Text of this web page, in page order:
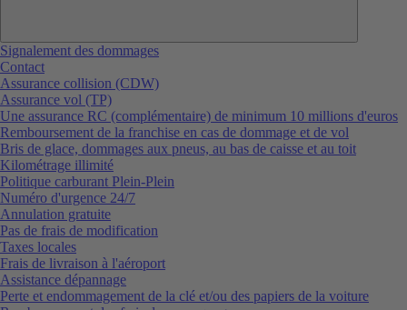
Signalement des dommages
Contact
Assurance collision (CDW)
Assurance vol (TP)
Une assurance RC (complémentaire) de minimum 10 millions d'euros
Remboursement de la franchise en cas de dommage et de vol
Bris de glace, dommages aux pneus, au bas de caisse et au toit
Kilométrage illimité
Politique carburant Plein-Plein
Numéro d'urgence 24/7
Annulation gratuite
Pas de frais de modification
Taxes locales
Frais de livraison à l'aéroport
Assistance dépannage
Perte et endommagement de la clé et/ou des papiers de la voiture